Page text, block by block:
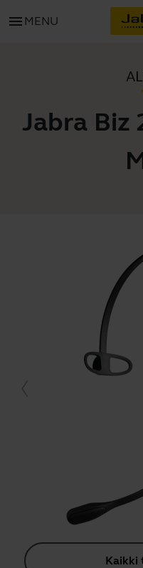
menu MENU
Jabra Biz
Kaikki